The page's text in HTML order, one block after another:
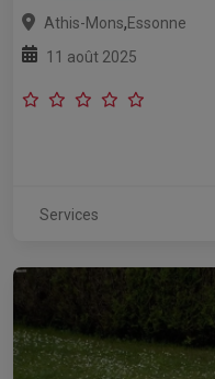
Athis-Mons,Essonne
11 août 2025
Services